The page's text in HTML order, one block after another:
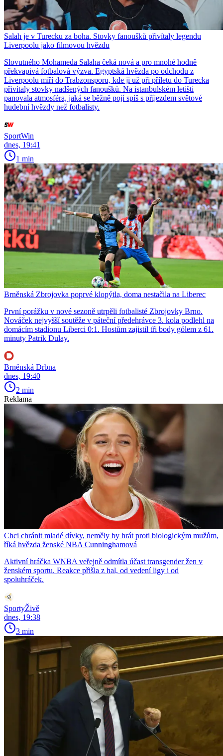
Salah je v Turecku za boha. Stovky fanoušků přivítaly legendu
Liverpoolu jako filmovou hvězdu
Slovutného Mohameda Salaha čeká nová a pro mnohé hodně
překvapivá fotbalová výzva. Egyptská hvězda po odchodu z
Liverpoolu míří do Trabzonsporu, kde ji už při příletu do Turecka
přivítaly stovky nadšených fanoušků. Na istanbulském letišti
panovala atmosféra, jaká se běžně pojí spíš s příjezdem světové
hudební hvězdy než fotbalisty.
SportWin
dnes, 19:41
1 min
Brněnská Zbrojovka poprvé klopýtla, doma nestačila na Liberec
První porážku v nové sezoně utrpěli fotbalisté Zbrojovky Brno.
Nováček nejvyšší soutěže v páteční předehrávce 3. kola podlehl na
domácím stadionu Liberci 0:1. Hostům zajistil tři body gólem z 61.
minuty Patrik Dulay.
Brněnská Drbna
dnes, 19:40
2 min
Reklama
Chci chránit mladé dívky, neměly by hrát proti biologickým mužům,
říká hvězda ženské NBA Cunninghamová
Aktivní hráčka WNBA veřejně odmítla účast transgender žen v
ženském sportu. Reakce přišla z hal, od vedení ligy i od
spoluhráček.
SportyŽivě
dnes, 19:38
3 min